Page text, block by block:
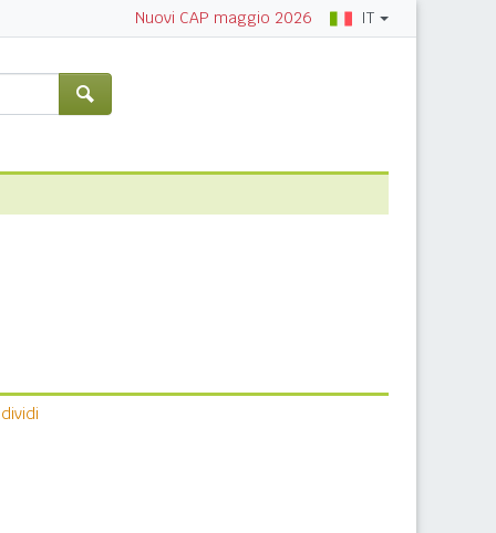
Nuovi CAP maggio 2026 IT